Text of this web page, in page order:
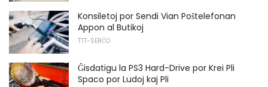
Konsiletoj por Sendi Vian Poŝtelefonan
Appon al Butikoj
TTT-SERĈO
Ĝisdatigu la PS3 Hard-Drive por Krei Pli
Spaco por Ludoj kaj Pli